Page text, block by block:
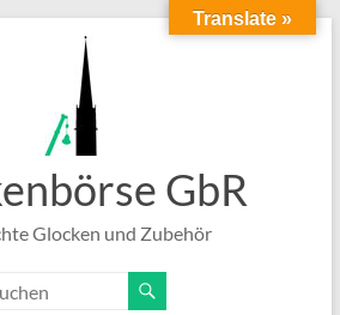
GbR
Glocken und Zubehör
Translate »